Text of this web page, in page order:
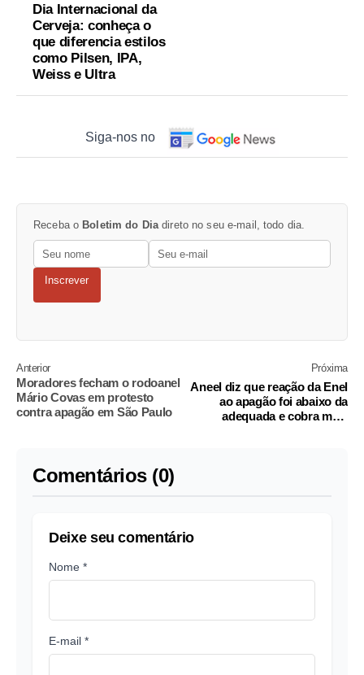
Dia Internacional da
Cerveja: conheça o
que diferencia estilos
como Pilsen, IPA,
Weiss e Ultra
Siga-nos no
Receba o Boletim do Dia direto no seu e-mail, todo dia.
Inscrever
Anterior
Moradores fecham o rodoanel
Mário Covas em protesto
contra apagão em São Paulo
Próxima
Aneel diz que reação da Enel
ao apagão foi abaixo da
adequada e cobra mais
Comentários (0)
Deixe seu comentário
Nome *
E-mail *